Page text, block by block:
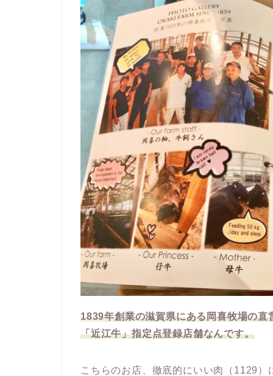
1839年創業の滋賀県にある岡喜牧場の
「近江牛」指定点登録店舗なんです。
こちらのお店、徹底的にいい肉（1129）